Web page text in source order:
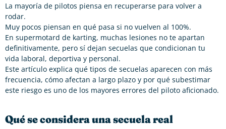
La mayoría de pilotos piensa en recuperarse para volver a
rodar.
Muy pocos piensan en qué pasa si no vuelven al 100%.
En supermotard de karting, muchas lesiones no te apartan
definitivamente, pero sí dejan secuelas que condicionan tu
vida laboral, deportiva y personal.
Este artículo explica qué tipos de secuelas aparecen con más
frecuencia, cómo afectan a largo plazo y por qué subestimar
este riesgo es uno de los mayores errores del piloto aficionado.
Qué se considera una secuela real